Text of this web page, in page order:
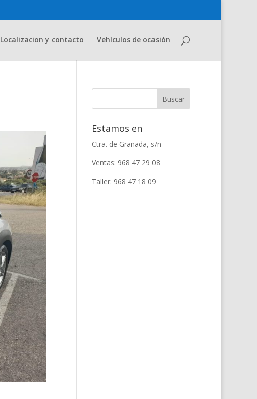
Localizacion y contacto Vehículos de ocasión
Estamos en
Ctra. de Granada, s/n
Ventas: 968 47 29 08
Taller: 968 47 18 09